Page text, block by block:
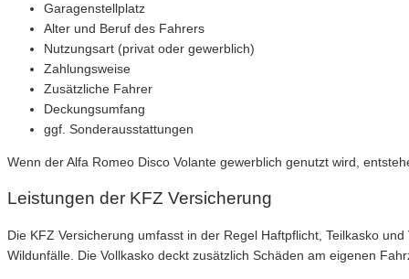
Garagenstellplatz
Alter und Beruf des Fahrers
Nutzungsart (privat oder gewerblich)
Zahlungsweise
Zusätzliche Fahrer
Deckungsumfang
ggf. Sonderausstattungen
Wenn der Alfa Romeo Disco Volante gewerblich genutzt wird,
Leistungen der KFZ Versicherung
Die KFZ Versicherung umfasst in der Regel Haftpflicht, Teilkasko
Wildunfälle. Die Vollkasko deckt zusätzlich Schäden am eigenen